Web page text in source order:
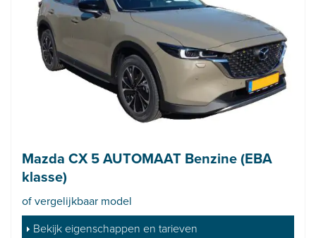
Mazda CX 5 AUTOMAAT Benzine (EBA
klasse)
of vergelijkbaar model
Bekijk eigenschappen en tarieven